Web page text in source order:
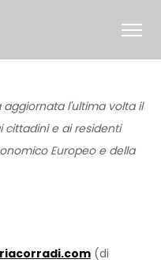
l'ultima volta il
cittadini e ai residenti
Europeo e della
(di